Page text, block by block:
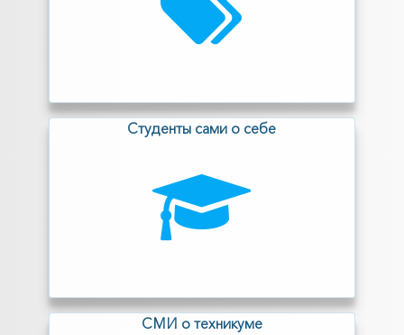
Cтуденты сами о себе
СМИ о техникуме